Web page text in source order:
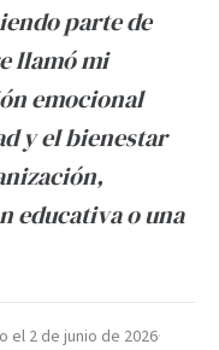
parte de
llamó mi
emocional
y el bienestar
educativa o una
el 2 de junio de 2026·